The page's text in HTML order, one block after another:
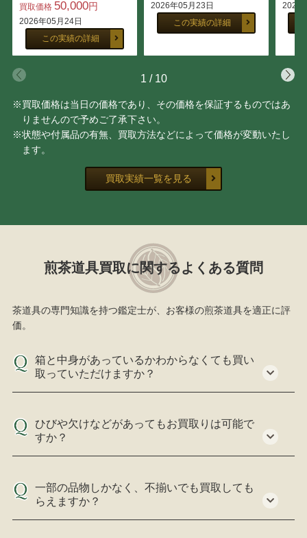
買取価格 50,000円
2026年05月24日
この実績の詳細
2026年05月23日
この実績の詳細
2026
1 / 10
※買取価格は当日の価格であり、その価格を保証するものではあ
りませんので予めご了承下さい。
※状態や付属品の有無、買取方法などによって価格が変動いたし
ます。
買取実績一覧を見る
煎茶道具買取に関するよくある質問
茶道具の専門知識を持つ鑑定士が、お客様の煎茶道具を適正に評
価。
箱と中身があっているかわからなくても買い
取っていただけますか？
ひびや欠けなどがあってもお買取りは可能で
すか？
一部の品物しかなく、不揃いでも買取しても
らえますか？